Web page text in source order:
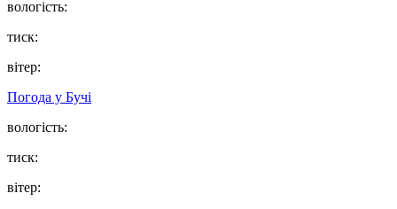
вологість:
тиск:
вітер:
Погода у Бучі
вологість:
тиск:
вітер: